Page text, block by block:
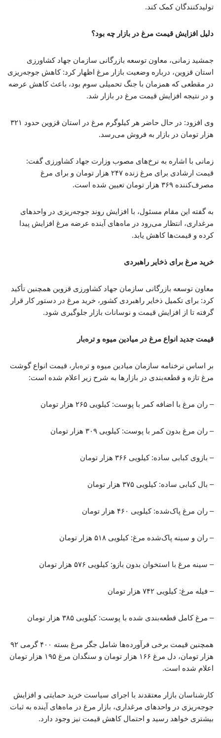
تولیدکنندگان کمک کند.
دلیل افزایش قیمت مرغ در بازار چه بود؟
جمشید زمانی، معاون توسعه بازرگانی سازمان جهاد کشاورزی
استان قزوین، درباره وضعیت بازار مرغ اظهار کرد: کاهش جوجه‌ریزی
در مقطعی که همزمان با جنگ تحمیلی سوم بود، باعث کاهش عرضه
و در نتیجه افزایش قیمت مرغ در بازار شد.
وی افزود: در حال حاضر هر کیلوگرم مرغ در استان قزوین حدود ۳۲۱
هزار تومان در بازار به فروش می‌رسد.
زمانی با اشاره به نرخ‌های مصوب وزارت جهاد کشاورزی گفت:
قیمت ارشادی برای مرغ زنده ۲۴۷ هزار تومان و برای مرغ
مصرف‌کننده ۳۶۹ هزار تومان تعیین شده است.
به گفته این مقام مسئول، با افزایش روند جوجه‌ریزی در واحدهای
مرغداری، انتظار می‌رود در ماه‌های آینده عرضه مرغ افزایش پیدا
کرده و قیمت‌ها کاهش یابد.
خرید مرغ برای ذخایر راهبردی
معاون توسعه بازرگانی سازمان جهاد کشاورزی قزوین همچنین تأکید
کرد: برای تکمیل ذخایر راهبردی کشور، خرید مرغ در دستور کار قرار
گرفته تا از افزایش قیمت و نوسانات بازار جلوگیری شود.
قیمت جدید انواع مرغ در میادین میوه و تره‌بار
بر اساس نرخنامه سازمان میادین میوه و تره‌بار، قیمت انواع گوشت
مرغ تازه و قطعه‌بندی در بازارها به شرح زیر اعلام شده است:
– ران مرغ با اضافه کمر با پوست: کیلویی ۲۶۵ هزار تومان
– ران مرغ بدون کمر با پوست: کیلویی ۳۰۹ هزار تومان
– بازوی کبابی ساده: کیلویی ۳۶۶ هزار تومان
– بال کبابی ساده: کیلویی ۳۷۵ هزار تومان
– ران مرغ پاک‌شده: کیلویی ۴۶۰ هزار تومان
– ران و سینه پاک‌شده مرغ: کیلویی ۵۱۸ هزار تومان
– سینه مرغ با استخوان بدون بازو: کیلویی ۵۷۶ هزار تومان
– فیله مرغ: کیلویی ۷۴۲ هزار تومان
– مرغ کامل قطعه‌بندی شده با پوست: کیلویی ۳۸۵ هزار تومان
همچنین قیمت برخی فرآورده‌ها شامل جگر مرغ بسته ۴۰۰ گرمی ۹۲
هزار تومان، دل مرغ ۱۶۶ هزار تومان و سنگدان مرغ ۱۹۵ هزار تومان
اعلام شده است.
کارشناسان بازار معتقدند با اجرای سیاست خرید حمایتی و افزایش
جوجه‌ریزی در واحدهای مرغداری، بازار مرغ در ماه‌های آینده به ثبات
بیشتری خواهد رسید و احتمال کاهش قیمت نیز وجود دارد.